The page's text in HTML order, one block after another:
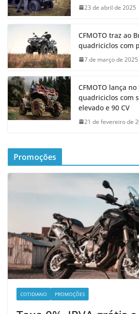
23 de abril de 2025
CFMOTO traz ao
quadriciclos com
7 de março de 2025
CFMOTO lança
quadriciclos com
elevado e 90 CV
21 de fevereiro de
Promoções
COTIDIANO PROMOÇÕES